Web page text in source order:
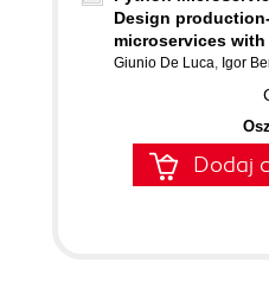
Design
microservices with
Giunio De Luca, Igor
Dodaj